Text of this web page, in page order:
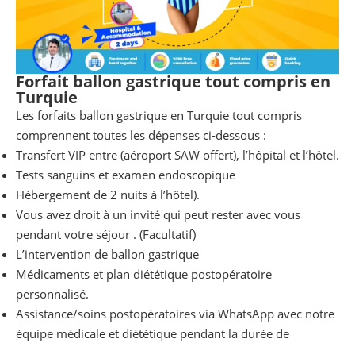
Forfait ballon gastrique tout compris en
Turquie
Les forfaits ballon gastrique en Turquie tout compris
comprennent toutes les dépenses ci-dessous :
Transfert VIP entre (aéroport SAW offert), l’hôpital et l’hôtel.
Tests sanguins et examen endoscopique
Hébergement de 2 nuits à l’hôtel).
Vous avez droit à un invité qui peut rester avec vous
pendant votre séjour . (Facultatif)
L’intervention de ballon gastrique
Médicaments et plan diététique postopératoire
personnalisé.
Assistance/soins postopératoires via WhatsApp avec notre
équipe médicale et diététique pendant la durée de